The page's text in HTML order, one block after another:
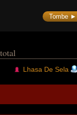
Tombe ►
Lhasa De Sela